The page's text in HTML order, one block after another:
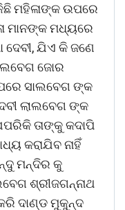
ମହିଳାଙ୍କ ଉପରେ
ମାନଙ୍କ ମଧ୍ୟରେ
ଦେବୀ, ଯିଏ କି ଜଣେ
ଜୋର
ସାଲବେଗ ଙ୍କ
ଲାଲବେଗ ଙ୍କ
ତାଙ୍କୁ କଦାପି
କରାଯିବ ନାହିଁ
ମନ୍ଦିର କୁ
ଶ୍ରୀଜଗନ୍ନାଥ
ଦାଣ୍ଡ ମୁକୁନ୍ଦ